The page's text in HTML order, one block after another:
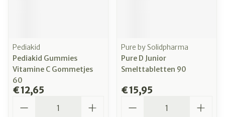
Pediakid
Pediakid Gummies
Vitamine C Gommetjes
60
€ 12,65
Pure by Solidpharma
Pure D Junior
Smelttabletten 90
€ 15,95